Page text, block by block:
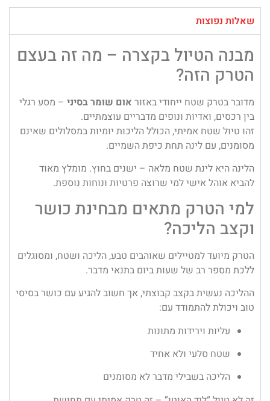
שאלות נפוצות
מבנה הטיול בקצרה – מה זה בעצם
הטרק הזה?
מדובר בטרק שטח ייחודי באזוראום שומר בסיני– מסע רגלי
בין רכסים, ואדיות ונופים מדבריים עוצמתיים.
זהו טיול שטח אמיתי, הכולל הליכות יומיות במסלולים שאינם
מסומנים, עם לינה תחת כיפת השמיים.
הלינה היא לינת שטח מלאה – ישנים בחוץ. מומלץ מאוד
להביא אוהל אישי למי שרוצה פרטיות ונוחות נוספת.
למי הטרק מתאים מבחינת כושר
וקצב הליכה?
הטרק מיועד למטיילים שאוהבים טבע, הליכה ושטח, ומסוגלים
ללכת מספר רב של שעות ביום בתנאי מדבר.
ההליכה נעשית בקצב קבוצתי, אך חשוב להגיע עם כושר בסיסי
טוב ויכולת להתמודד עם:
עליות וירידות מתונות
שטח סלעי ולא אחיד
הליכה בשבילי מדבר לא מסומנים